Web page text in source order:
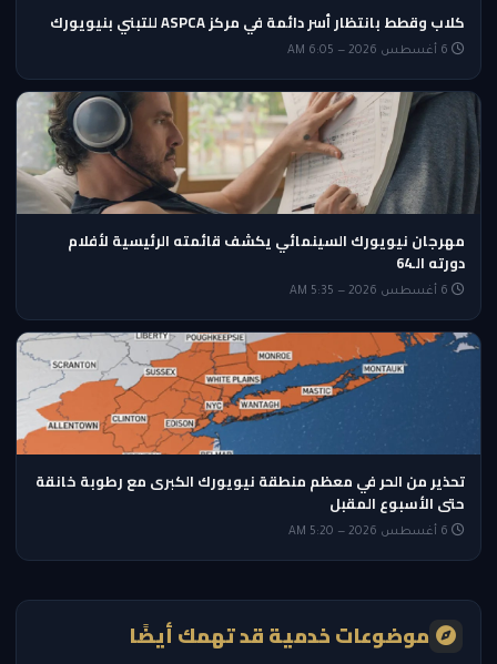
كلاب وقطط بانتظار أسر دائمة في مركز ASPCA للتبني بنيويورك
مهرجان نيويورك السينمائي يكشف قائمته الرئيسية لأفلام
دورته الـ64
تحذير من الحر في معظم منطقة نيويورك الكبرى مع رطوبة خانقة
حتى الأسبوع المقبل
موضوعات خدمية قد تهمك أيضًا